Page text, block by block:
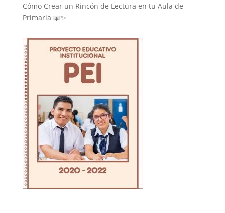
Cómo Crear un Rincón de Lectura en tu Aula de
Primaria 📖✨